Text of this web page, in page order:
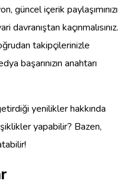
güncel içerik paylaşımınızı
kaçınmalısınız.
takipçilerinizle
başarınızın anahtarı
yenilikler hakkında
yapabilir? Bazen,